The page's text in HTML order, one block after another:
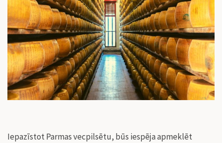
Iepazīstot Parmas vecpilsētu, būs iespēja apmeklēt